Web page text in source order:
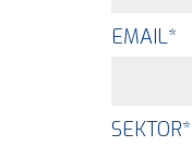
EMAIL*
SEKTOR*